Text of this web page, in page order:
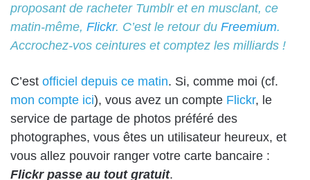
proposant de racheter Tumblret en musclant, ce
matin-même, Flickr. C’est le retour du Freemium.
Accrochez-vos ceintures et comptez les milliards !
C’est officiel depuis ce matin. Si, comme moi (cf.
mon compte ici), vous avez un compte Flickr, le
service de partage de photos préféré des
photographes, vous êtes un utilisateur heureux, et
vous allez pouvoir ranger votre carte bancaire :
Flickr passe au tout gratuit.